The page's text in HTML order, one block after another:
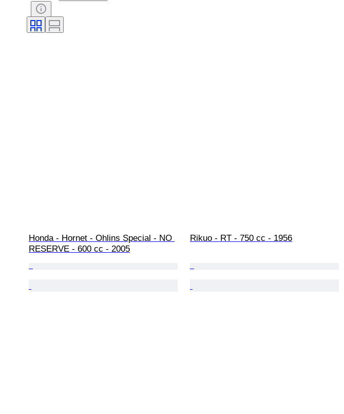
Honda - Hornet - Ohlins Special - NO
RESERVE - 600 cc - 2005
Rikuo - RT - 750 cc - 1956